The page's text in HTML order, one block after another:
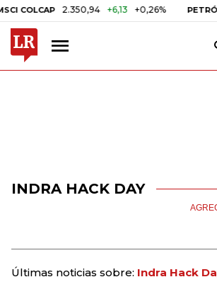
COLCAP 2.350,94 +6,13 +0,26%
INDRA HACK DAY
Últimas noticias sobre: Indra Hack